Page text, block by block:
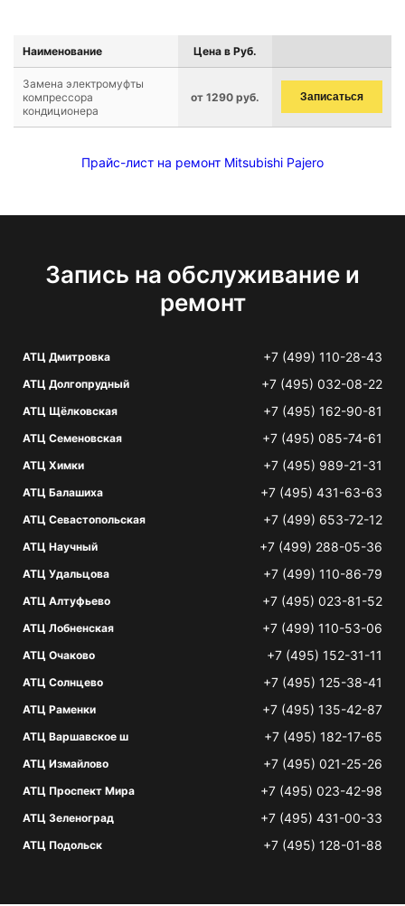
Наименование Цена в Руб.
Замена электромуфты
компрессора
кондиционера
от 1290 руб. Записаться
Прайс-лист на ремонт Mitsubishi Pajero
Запись на обслуживание и
ремонт
АТЦ Дмитровка +7 (499) 110-28-43
АТЦ Долгопрудный +7 (495) 032-08-22
АТЦ Щёлковская +7 (495) 162-90-81
АТЦ Семеновская +7 (495) 085-74-61
АТЦ Химки +7 (495) 989-21-31
АТЦ Балашиха +7 (495) 431-63-63
АТЦ Севастопольская +7 (499) 653-72-12
АТЦ Научный +7 (499) 288-05-36
АТЦ Удальцова +7 (499) 110-86-79
АТЦ Алтуфьево +7 (495) 023-81-52
АТЦ Лобненская +7 (499) 110-53-06
АТЦ Очаково +7 (495) 152-31-11
АТЦ Солнцево +7 (495) 125-38-41
АТЦ Раменки +7 (495) 135-42-87
АТЦ Варшавское ш +7 (495) 182-17-65
АТЦ Измайлово +7 (495) 021-25-26
АТЦ Проспект Мира +7 (495) 023-42-98
АТЦ Зеленоград +7 (495) 431-00-33
АТЦ Подольск +7 (495) 128-01-88